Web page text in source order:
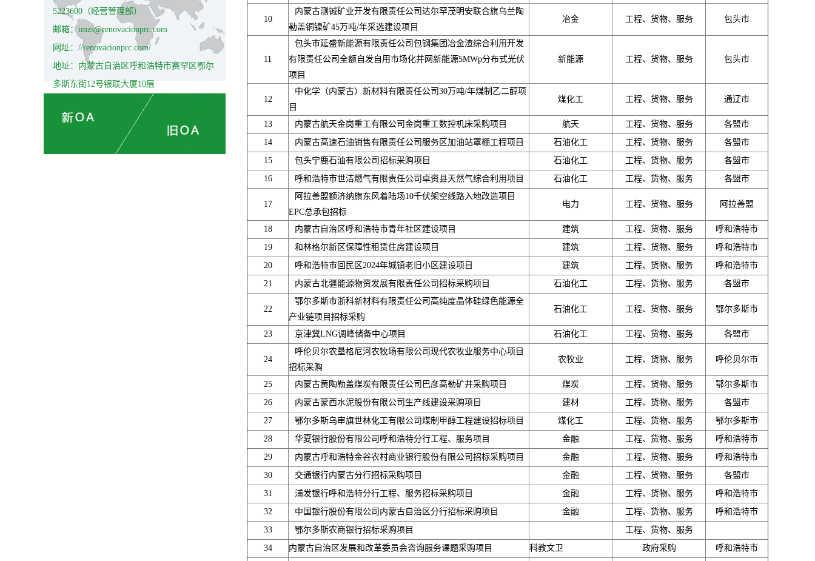
5223600（经营管理部）
邮箱：imzs@renovacionprc.com
网址：//renovacionprc.com/
地址：内蒙古自治区呼和浩特市赛罕区鄂尔
多斯东街12号银联大厦10层
10
内蒙古测铖矿业开发有限责任公司达尔罕茂明安联合旗乌兰陶
勒盖铜镍矿45万吨/年采选建设项目
冶金 工程、货物、服务 包头市
11
包头市延盛新能源有限责任公司包钢集团冶金渣综合利用开发
有限责任公司全额自发自用市场化并网新能源5MWp分布式光伏
项目
新能源 工程、货物、服务 包头市
12
中化学（内蒙古）新材料有限责任公司30万吨/年煤制乙二醇项
目
煤化工 工程、货物、服务 通辽市
13 内蒙古航天金岗重工有限公司金岗重工数控机床采购项目 航天 工程、货物、服务
各盟市
14
内蒙古高速石油销售有限责任公司服务区加油站罩棚工程项目 石油化工 工程、货物、服务
各盟市
15
包头宁鹿石油有限公司招标采购项目 石油化工 工程、货物、服务
各盟市
16
呼和浩特市世洁燃气有限责任公司卓资县天然气综合利用项目 石油化工 工程、货物、服务 各盟市
17
阿拉善盟额济纳旗东风着陆场10千伏架空线路入地改造项目
EPC总承包招标
电力 工程、货物、服务 阿拉善盟
18 内蒙古自治区呼和浩特市青年社区建设项目 建筑 工程、货物、服务
呼和浩特市
19
和林格尔新区保障性租赁住房建设项目 建筑 工程、货物、服务
呼和浩特市
20
呼和浩特市回民区2024年城镇老旧小区建设项目 建筑 工程、货物、服务
呼和浩特市
21
内蒙古北疆能源物资发展有限责任公司招标采购项目 石油化工 工程、货物、服务 各盟市
22
鄂尔多斯市浙科新材料有限责任公司高纯度晶体硅绿色能源全
产业链项目招标采购
石油化工 工程、货物、服务 鄂尔多斯市
23 京津冀LNG调峰储备中心项目 石油化工 工程、货物、服务 各盟市
24
呼伦贝尔农垦格尼河农牧场有限公司现代农牧业服务中心项目
招标采购
农牧业 工程、货物、服务 呼伦贝尔市
25 内蒙古黄陶勒盖煤炭有限责任公司巴彦高勒矿井采购项目 煤炭 工程、货物、服务
鄂尔多斯市
26
内蒙古蒙西水泥股份有限公司生产线建设采购项目 建材 工程、货物、服务
各盟市
27
鄂尔多斯乌审旗世林化工有限公司煤制甲醇工程建设招标项目 煤化工 工程、货物、服务
鄂尔多斯市
28
华夏银行股份有限公司呼和浩特分行工程、服务项目 金融 工程、货物、服务
呼和浩特市
29
内蒙古呼和浩特金谷农村商业银行股份有限公司招标采购项目 金融 工程、货物、服务
呼和浩特市
30
交通银行内蒙古分行招标采购项目 金融 工程、货物、服务
各盟市
31
浦发银行呼和浩特分行工程、服务招标采购项目 金融 工程、货物、服务
呼和浩特市
32
中国银行股份有限公司内蒙古自治区分行招标采购项目 金融 工程、货物、服务
呼和浩特市
33
鄂尔多斯农商银行招标采购项目
工程、货物、服务
34
内蒙古自治区发展和改革委员会咨询服务课题采购项目 科教文卫 政府采购
呼和浩特市